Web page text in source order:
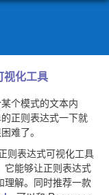
视化工具
个模式的文本内
正则表达式一下就
难了。
则表达式可视化工具
它能够让正则表达式
理解。同时推荐一款